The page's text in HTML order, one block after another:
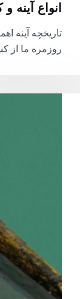
انواع آینه
تاریخچه آینه
روزمره ما از